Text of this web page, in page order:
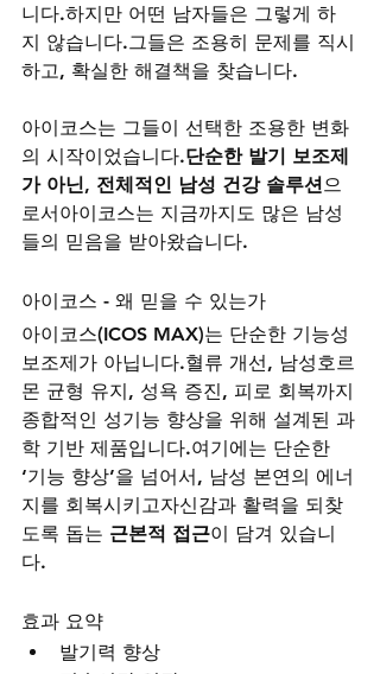
니다.하지만 어떤 남자들은 그렇게 하
지 않습니다.그들은 조용히 문제를 직시
하고, 확실한 해결책을 찾습니다.
아이코스는 그들이 선택한 조용한 변화
의 시작이었습니다.단순한 발기 보조제
가 아닌, 전체적인 남성 건강 솔루션으
로서아이코스는 지금까지도 많은 남성
들의 믿음을 받아왔습니다.
아이코스 - 왜 믿을 수 있는가
아이코스(ICOS MAX)는 단순한 기능성
보조제가 아닙니다.혈류 개선, 남성호르
몬 균형 유지, 성욕 증진, 피로 회복까지
종합적인 성기능 향상을 위해 설계된 과
학 기반 제품입니다.여기에는 단순한
‘기능 향상’을 넘어서, 남성 본연의 에너
지를 회복시키고자신감과 활력을 되찾
도록 돕는 근본적 접근이 담겨 있습니
다.
효과 요약
발기력 향상